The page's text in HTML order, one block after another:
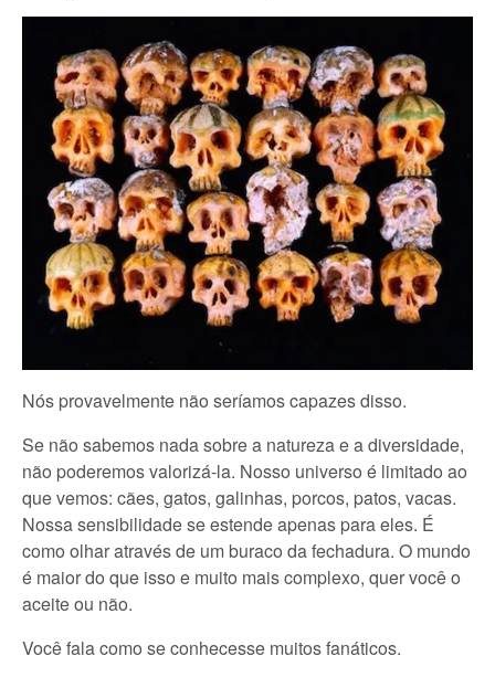
Nós provavelmente não seríamos capazes disso.
Se não sabemos nada sobre a natureza e a diversidade,
não poderemos valorizá-la. Nosso universo é limitado ao
que vemos: cães, gatos, galinhas, porcos, patos, vacas.
Nossa sensibilidade se estende apenas para eles. É
como olhar através de um buraco da fechadura. O mundo
é maior do que isso e muito mais complexo, quer você o
aceite ou não.
Você fala como se conhecesse muitos fanáticos.